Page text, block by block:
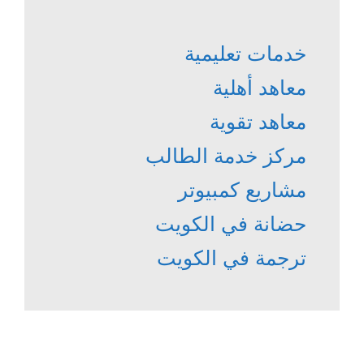
خدمات تعليمية
معاهد أهلية
معاهد تقوية
مركز خدمة الطالب
مشاريع كمبيوتر
حضانة في الكويت
ترجمة في الكويت